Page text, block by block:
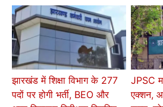
झारखंड में शिक्षा विभाग के 277
पदों पर होगी भर्ती, BEO और
JPSC
एक्शन,